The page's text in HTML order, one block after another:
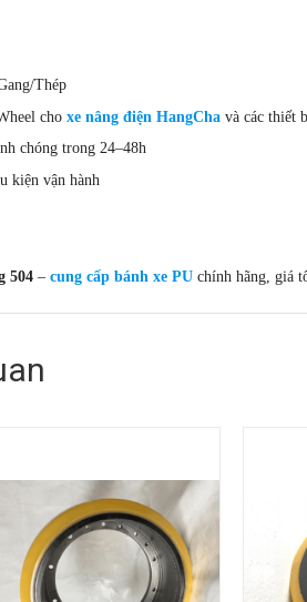
Thép
cho xe nâng điện HangCha và các thiết
chóng trong 24–48h
kiện vận hành
504 – cung cấp bánh xe PU chính hãng, giá